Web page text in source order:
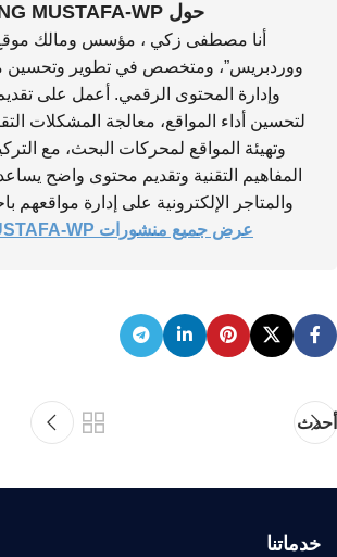
حول ENG MUSTAFA-WP
أنا مصطفى زكي ، مؤسس ومالك
ووردبريس”، ومتخصص في تطوير وتحسين
وإدارة المحتوى الرقمي. أعمل على
لتحسين أداء المواقع، معالجة المشكلات
وتهيئة المواقع لمحركات البحث، مع
المفاهيم التقنية وتقديم محتوى واضح
والمتاجر الإلكترونية على إدارة مواقعهم
عرض جميع منشورات ENG MUSTAFA-WP
أحدث
خدماتنا